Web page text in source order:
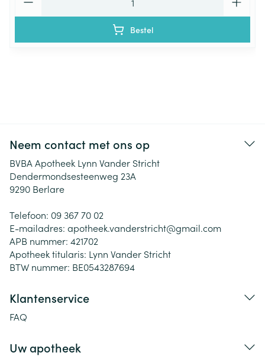
Bestel
Neem contact met ons op
BVBA Apotheek Lynn Vander Stricht
Dendermondsesteenweg 23A
9290 Berlare
Telefoon: 09 367 70 02
E-mailadres: apotheek.vanderstricht@gmail.com
APB nummer: 421702
Apotheek titularis: Lynn Vander Stricht
BTW nummer: BE0543287694
Klantenservice
FAQ
Uw apotheek